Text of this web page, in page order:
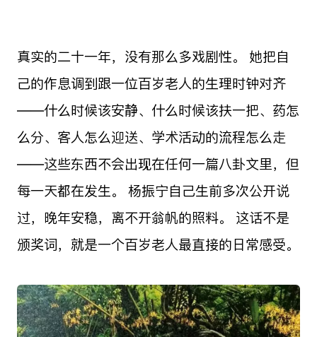
真实的二十一年，没有那么多戏剧性。 她把自
己的作息调到跟一位百岁老人的生理时钟对齐
——什么时候该安静、什么时候该扶一把、药怎
么分、客人怎么迎送、学术活动的流程怎么走
——这些东西不会出现在任何一篇八卦文里，但
每一天都在发生。 杨振宁自己生前多次公开说
过，晚年安稳，离不开翁帆的照料。 这话不是
颁奖词，就是一个百岁老人最直接的日常感受。